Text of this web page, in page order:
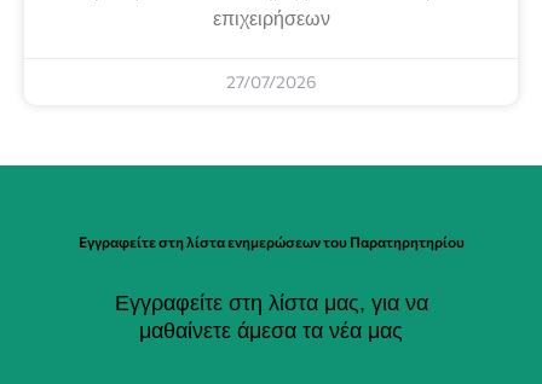
επιχειρήσεων
27/07/2026
Εγγραφείτε στη λίστα ενημερώσεων του Παρατηρητηρίου
Εγγραφείτε στη λίστα μας, για να
μαθαίνετε άμεσα τα νέα μας